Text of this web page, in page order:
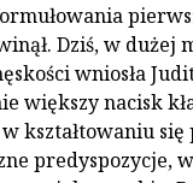
Dziś, w
wniosła
większy nacisk
kształtowaniu się
predyspozycje,